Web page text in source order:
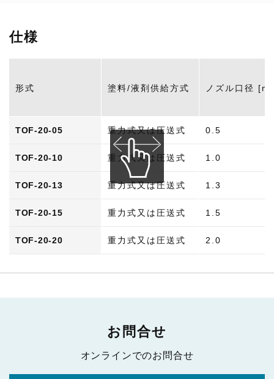
仕様
形式 塗料/液剤供給方式 ノズル口径
TOF-20-05 重力式又は圧送式 0.5
TOF-20-10 重力式又は圧送式 1.0
TOF-20-13 重力式又は圧送式 1.3
TOF-20-15 重力式又は圧送式 1.5
TOF-20-20 重力式又は圧送式 2.0
お問合せ
オンラインでのお問合せ